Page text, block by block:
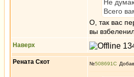
Не
Всего
О, так вас
вы
Наверх
Рената Скот №508691